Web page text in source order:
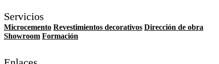
Servicios
Microcemento Revestimientos decorativos Dirección de obra
Showroom Formación